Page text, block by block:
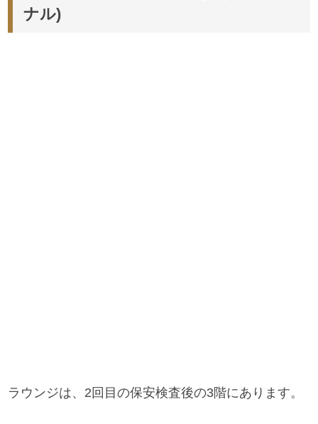
ナル)
ラウンジは、2回目の保安検査後の3階にあります。